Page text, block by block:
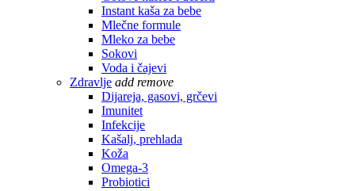
Instant kaša za bebe
Mlečne formule
Mleko za bebe
Sokovi
Voda i čajevi
Zdravlje add remove
Dijareja, gasovi, grčevi
Imunitet
Infekcije
Kašalj, prehlada
Koža
Omega-3
Probiotici